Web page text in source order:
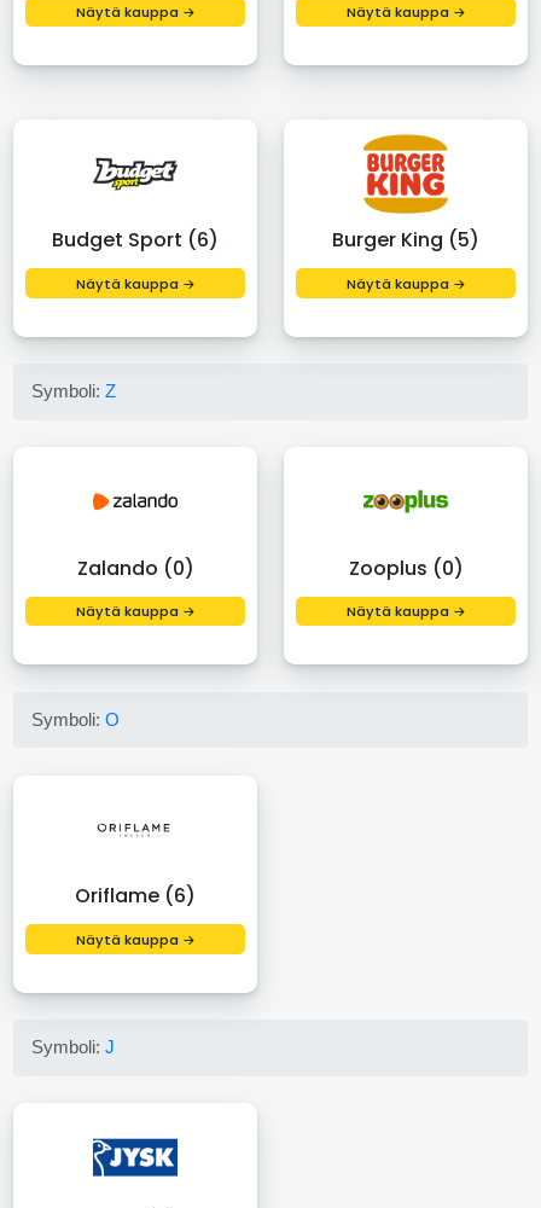
Näytä kauppa → Näytä kauppa →
Budget Sport (6)
Näytä kauppa →
Burger King (5)
Näytä kauppa →
Symboli:Z
Zalando (0)
Näytä kauppa →
Zooplus (0)
Näytä kauppa →
Symboli:O
Oriflame (6)
Näytä kauppa →
Symboli:J